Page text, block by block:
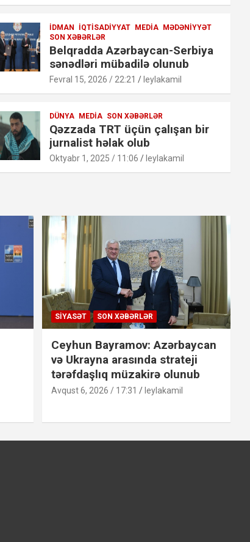
İDMAN İQTISADIYYAT MEDIA MƏDƏNIYYƏT
SON XƏBƏRLƏR
Belqradda Azərbaycan-Serbiya
sənədləri mübadilə olunub
Fevral 15, 2026 / 22:21 leylakamil
DÜNYA MEDIA SON XƏBƏRLƏR
Qəzzada TRT üçün çalışan bir
jurnalist həlak olub
Oktyabr 1, 2025 / 11:06 leylakamil
SIYASƏT SON XƏBƏRLƏR
Ceyhun Bayramov: Azərbaycan
və Ukrayna arasında strateji
tərəfdaşlıq müzakirə olunub
Avqust 6, 2026 / 17:31 leylakamil